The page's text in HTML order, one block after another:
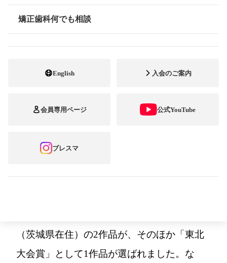
情報公開
矯正歯科何でも相談
English 入会のご案内
会員専用ページ 公式YouTube
ブレスマ
11月、矯正歯科治療中の方を対象とした笑顔
のフォトコンテスト「第9回ブレーススマイ
今回は、「希望あふれる笑顔」をテーマに、
236作品の応募がありました。第1次選考、第
に輝いたのは、東京都在住の山本 俊太朗さ
ん(10歳)の『お口の中もエメラルドグリー
（茨城県在住）の2作品が、そのほか「東北
大会賞」として1作品が選ばれました。な